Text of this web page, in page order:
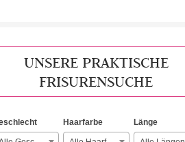
UNSERE PRAKTISCHE
FRISURENSUCHE
Haarfarbe Länge